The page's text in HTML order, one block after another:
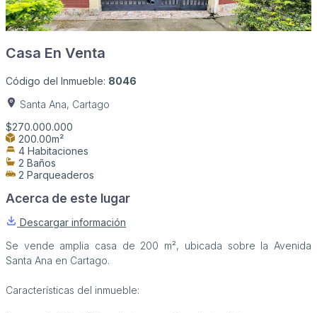
Casa En Venta
Código del Inmueble: 8046
Santa Ana, Cartago
$270.000.000
200.00m²
4 Habitaciones
2 Baños
2 Parqueaderos
Acerca de este lugar
Descargar información
Se vende amplia casa de 200 m², ubicada sobre la Avenida
Santa Ana en Cartago.
Características del inmueble: